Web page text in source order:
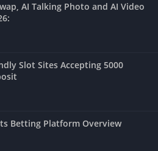
AI Talking Photo and AI Video
Slot Sites Accepting 5000
Betting Platform Overview